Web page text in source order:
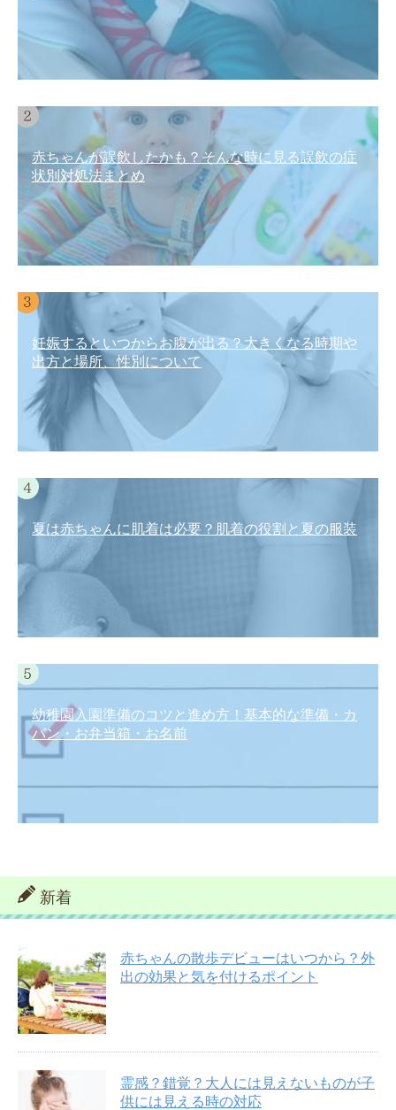
赤ちゃんが誤飲したかも？そんな時に見る誤飲の症
状別対処法まとめ
妊娠するといつからお腹が出る？大きくなる時期や
出方と場所、性別について
夏は赤ちゃんに肌着は必要？肌着の役割と夏の服装
幼稚園入園準備のコツと進め方！基本的な準備・カ
バン・お弁当箱・お名前
新着
赤ちゃんの散歩デビューはいつから？外
出の効果と気を付けるポイント
霊感？錯覚？大人には見えないものが子
供には見える時の対応